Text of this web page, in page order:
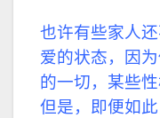
也许有些家人
爱的状态，因
的一切，某些性
但是，即便如